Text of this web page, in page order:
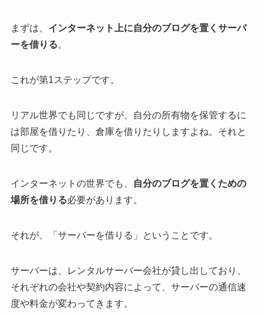
まずは、 インターネット上に自分のブログを置くサーバ
ーを借りる。
これが第1ステップです。
リアル世界でも同じですが、自分の所有物を保管するに
は部屋を借りたり、倉庫を借りたりしますよね。それと
同じです。
インターネットの世界でも、
自分のブログを置くための
場所を借りる必要があります。
それが、「サーバーを借りる」ということです。
サーバーは、レンタルサーバー会社が貸し出しており、
それぞれの会社や契約内容によって、サーバーの通信速
度や料金が変わってきます。